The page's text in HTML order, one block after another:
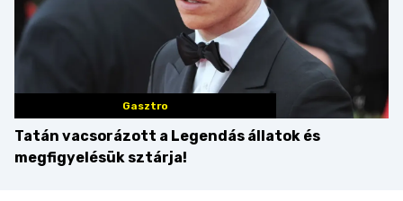
Gasztro
Tatán vacsorázott a Legendás állatok és
megfigyelésük sztárja!